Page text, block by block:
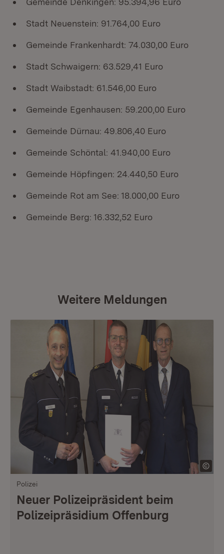
Stadt Neuenstein: 91.764,00 Euro
Gemeinde Frankenhardt: 74.030,00 Euro
Stadt Schwaigern: 63.529,41 Euro
Stadt Waibstadt: 61.546,00 Euro
Gemeinde Egenhausen: 59.200,00 Euro
Gemeinde Dürnau: 49.806,40 Euro
Gemeinde Schöntal: 41.940,00 Euro
Gemeinde Höpfingen: 24.440,50 Euro
Gemeinde Rot am See: 18.000,00 Euro
Gemeinde Berg: 16.332,52 Euro
Weitere Meldungen
Polizei
Neuer Polizeipräsident beim
Polizeipräsidium Offenburg